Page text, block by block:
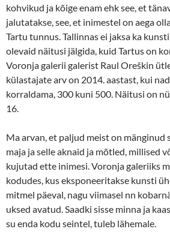
kohvikud ja kõige enam ehk see, et
jalutatakse, see, et inimestel on aega
Tartu tunnus. Tallinnas ei jaksa ka
olevaid näitusi jälgida, kuid Tartus on
Voronja galerii galerist Raul Oreškin
külastajate arv on 2014. aastast, kui
korraldama, 300 kuni 500. Näitusi on
16.
Ma arvan, et paljud meist on mänginud
maja ja selle aknaid ja mõtled, millised
kujutad ette inimesi. Voronja galeriiks
kodudes, kus eksponeeritakse kunsti
mitmel päeval, nagu viimasel nn
uksed avatud. Saadki sisse minna ja
su enda kodu seintel, tuleb lähemale.